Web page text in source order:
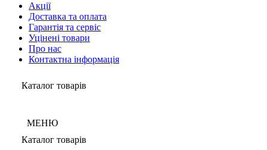
Акції
Доставка та оплата
Гарантія та сервіс
Уцінені товари
Про нас
Контактна інформація
Каталог товарів
МЕНЮ
Каталог товарів